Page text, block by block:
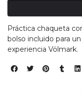
Práctica chaqueta
bolso incluido para
experiencia Völmark.